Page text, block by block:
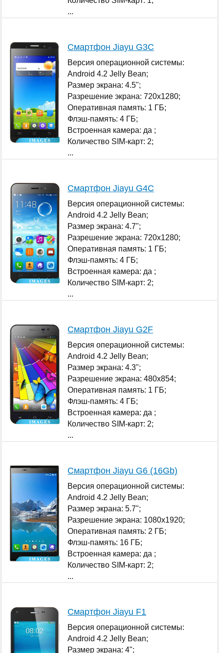
...
Смартфон Jiayu G3C
Версия операционной системы:
Android 4.2 Jelly Bean;
Размер экрана: 4.5";
Разрешение экрана: 720x1280;
Оперативная память: 1 ГБ;
Флэш-память: 4 ГБ;
Встроенная камера: да ;
Количество SIM-карт: 2;
...
Смартфон Jiayu G4C
Версия операционной системы:
Android 4.2 Jelly Bean;
Размер экрана: 4.7";
Разрешение экрана: 720x1280;
Оперативная память: 1 ГБ;
Флэш-память: 4 ГБ;
Встроенная камера: да ;
Количество SIM-карт: 2;
...
Смартфон Jiayu G2F
Версия операционной системы:
Android 4.2 Jelly Bean;
Размер экрана: 4.3";
Разрешение экрана: 480x854;
Оперативная память: 1 ГБ;
Флэш-память: 4 ГБ;
Встроенная камера: да ;
Количество SIM-карт: 2;
...
Смартфон Jiayu G6 (16Gb)
Версия операционной системы:
Android 4.2 Jelly Bean;
Размер экрана: 5.7";
Разрешение экрана: 1080x1920;
Оперативная память: 2 ГБ;
Флэш-память: 16 ГБ;
Встроенная камера: да ;
Количество SIM-карт: 2;
...
Смартфон Jiayu F1
Версия операционной системы:
Android 4.2 Jelly Bean;
Размер экрана: 4";